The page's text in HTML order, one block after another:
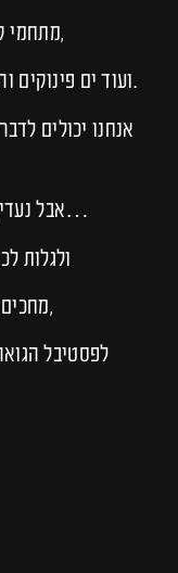
,מתחמי
.ועוד ים פינוקים
אנחנו יכולים
…אבל
ולגלות
לפסטיבל